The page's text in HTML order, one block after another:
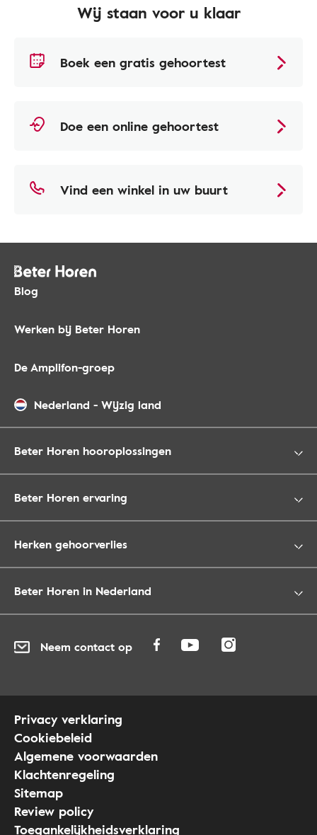
Wij staan voor u klaar
Boek een gratis gehoortest
Doe een online gehoortest
Vind een winkel in uw buurt
Blog
Werken bij Beter Horen
De Amplifon-groep
Nederland - Wijzig land
Beter Horen hooroplossingen
Beter Horen ervaring
Herken gehoorverlies
Beter Horen in Nederland
Neem contact op
Privacy verklaring
Cookiebeleid
Algemene voorwaarden
Klachtenregeling
Sitemap
Review policy
Toegankelijkheidsverklaring